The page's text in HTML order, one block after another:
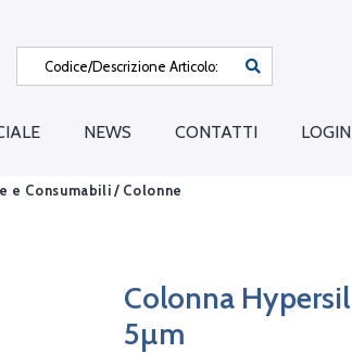
NEWS CONTATTI LOGIN
e Consumabili / Colonne
Colonna
5µm